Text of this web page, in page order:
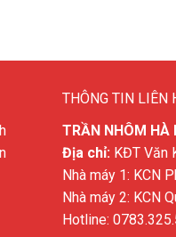
THÔNG TIN LIÊN
TRẦN NHÔM HÀ
Địa chỉ: KĐT Văn
Nhà máy 1: KCN
Nhà máy 2: KCN
Hotline: